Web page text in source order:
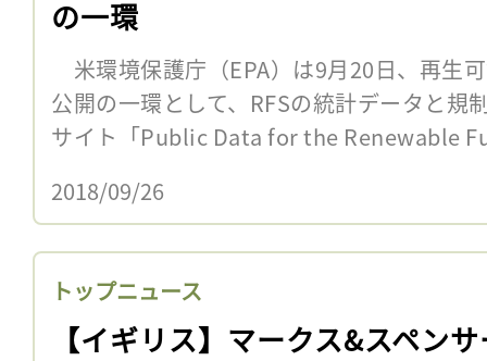
の一環
米環境保護庁（EPA）は9月20日、再生
公開の一環として、RFSの統計データと規
サイト「Public Data for the Renewable
2018/09/26
トップニュース
【イギリス】マークス&スペン